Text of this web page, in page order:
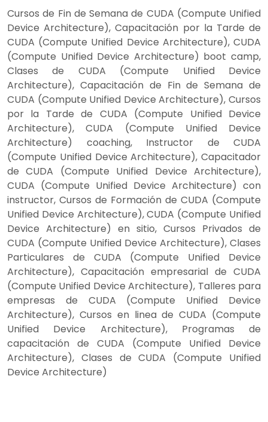
Cursos de Fin de Semana de CUDA (Compute Unified
Device Architecture), Capacitación por la Tarde de
CUDA (Compute Unified Device Architecture), CUDA
(Compute Unified Device Architecture) boot camp,
Clases de CUDA (Compute Unified Device
Architecture), Capacitación de Fin de Semana de
CUDA (Compute Unified Device Architecture), Cursos
por la Tarde de CUDA (Compute Unified Device
Architecture), CUDA (Compute Unified Device
Architecture) coaching, Instructor de CUDA
(Compute Unified Device Architecture), Capacitador
de CUDA (Compute Unified Device Architecture),
CUDA (Compute Unified Device Architecture) con
instructor, Cursos de Formación de CUDA (Compute
Unified Device Architecture), CUDA (Compute Unified
Device Architecture) en sitio, Cursos Privados de
CUDA (Compute Unified Device Architecture), Clases
Particulares de CUDA (Compute Unified Device
Architecture), Capacitación empresarial de CUDA
(Compute Unified Device Architecture), Talleres para
empresas de CUDA (Compute Unified Device
Architecture), Cursos en linea de CUDA (Compute
Unified Device Architecture), Programas de
capacitación de CUDA (Compute Unified Device
Architecture), Clases de CUDA (Compute Unified
Device Architecture)